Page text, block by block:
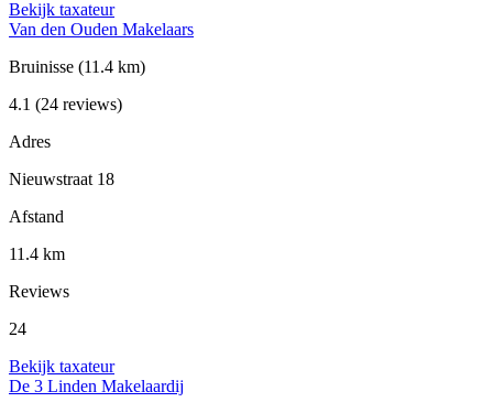
Bekijk taxateur
Van den Ouden Makelaars
Bruinisse (11.4 km)
4.1 (24 reviews)
Adres
Nieuwstraat 18
Afstand
11.4 km
Reviews
24
Bekijk taxateur
De 3 Linden Makelaardij